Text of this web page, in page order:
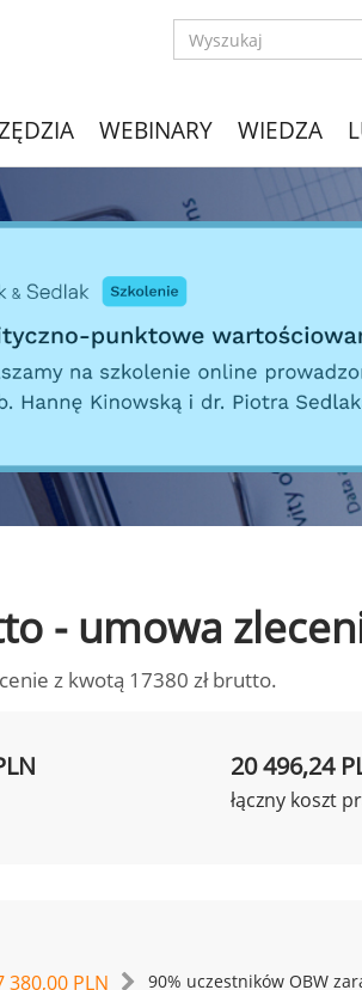
WEBINARY WIEDZA
- umowa
z kwotą 17380 zł brutto.
20 496,24
łączny koszt
380,00 PLN 90% uczestników OBW